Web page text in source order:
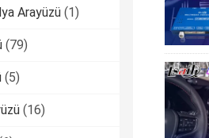
Arayüzü (1)
(79)
(5)
(16)